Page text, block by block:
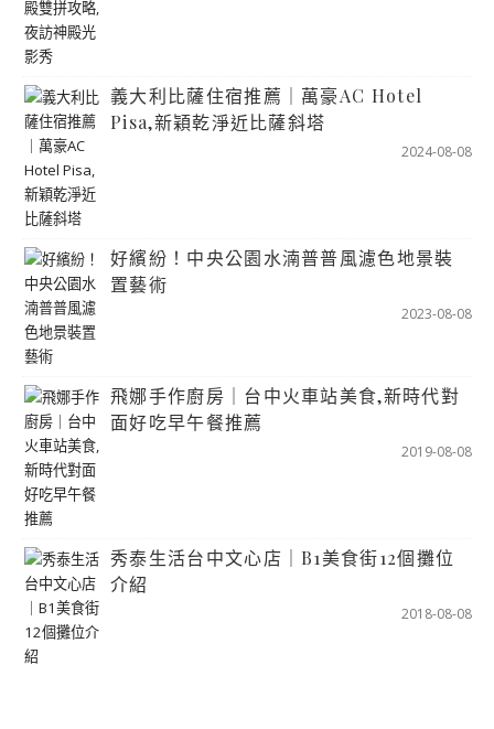
義大利比薩住宿推薦｜萬豪AC Hotel
Pisa,新穎乾淨近比薩斜塔
2024-08-08
好繽紛！中央公園水湳普普風濾色地景裝
置藝術
2023-08-08
飛娜手作廚房｜台中火車站美食,新時代對
面好吃早午餐推薦
2019-08-08
秀泰生活台中文心店｜B1美食街12個攤位
介紹
2018-08-08